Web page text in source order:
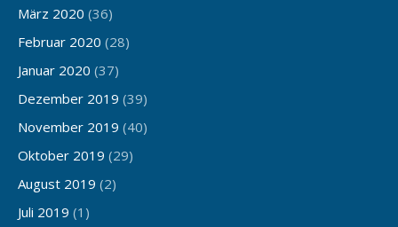
März 2020 (36)
Februar 2020 (28)
Januar 2020 (37)
Dezember 2019 (39)
November 2019 (40)
Oktober 2019 (29)
August 2019 (2)
Juli 2019 (1)